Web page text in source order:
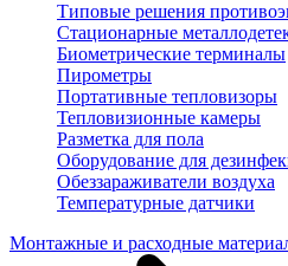
Типовые решения
Стационарные
Биометрические терминалы
Пирометры
Портативные тепловизоры
Тепловизионные камеры
Разметка для пола
Оборудование для
Обеззараживатели воздуха
Температурные датчики
Монтажные и расходные